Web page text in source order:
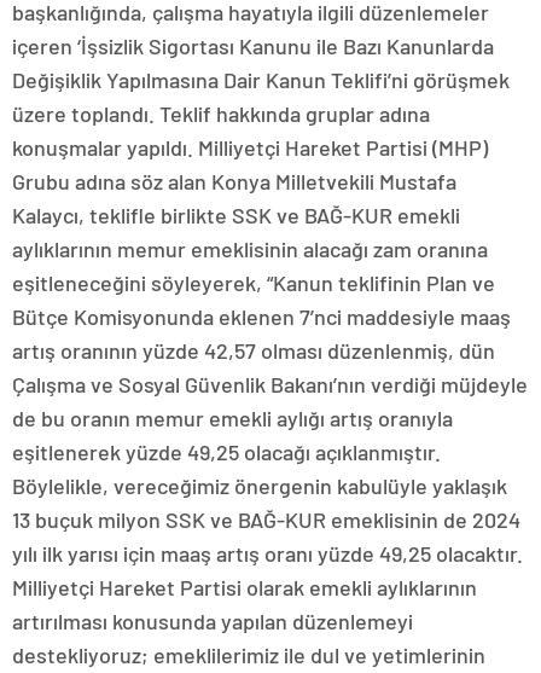
başkanlığında, çalışma hayatıyla ilgili düzenlemeler
içeren ‘İşsizlik Sigortası Kanunu ile Bazı Kanunlarda
Değişiklik Yapılmasına Dair Kanun Teklifi’ni görüşmek
üzere toplandı. Teklif hakkında gruplar adına
konuşmalar yapıldı. Milliyetçi Hareket Partisi (MHP)
Grubu adına söz alan Konya Milletvekili Mustafa
Kalaycı, teklifle birlikte SSK ve BAĞ-KUR emekli
aylıklarının memur emeklisinin alacağı zam oranına
eşitleneceğini söyleyerek, “Kanun teklifinin Plan ve
Bütçe Komisyonunda eklenen 7’nci maddesiyle maaş
artış oranının yüzde 42,57 olması düzenlenmiş, dün
Çalışma ve Sosyal Güvenlik Bakanı’nın verdiği müjdeyle
de bu oranın memur emekli aylığı artış oranıyla
eşitlenerek yüzde 49,25 olacağı açıklanmıştır.
Böylelikle, vereceğimiz önergenin kabulüyle yaklaşık
13 buçuk milyon SSK ve BAĞ-KUR emeklisinin de 2024
yılı ilk yarısı için maaş artış oranı yüzde 49,25 olacaktır.
Milliyetçi Hareket Partisi olarak emekli aylıklarının
artırılması konusunda yapılan düzenlemeyi
destekliyoruz; emeklilerimiz ile dul ve yetimlerinin